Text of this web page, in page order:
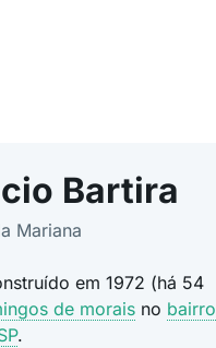
Bartira
Mariana
em 1972 (há 54
de moraisno bairro
.